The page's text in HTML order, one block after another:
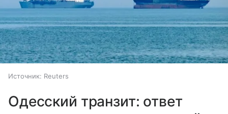
Источник: Reuters
Одесский транзит: ответ